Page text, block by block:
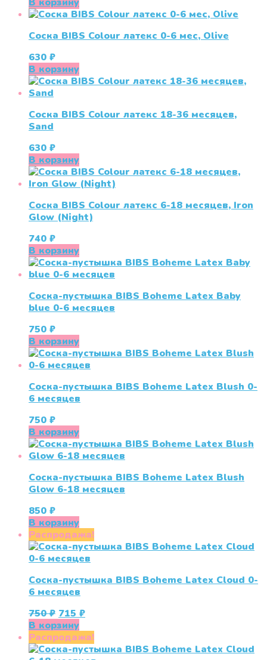
Соска BIBS Colour латекс 0-6 мес, Olive
630 ₽
В корзину
Соска BIBS Colour латекс 18-36 месяцев,
Sand
630 ₽
В корзину
Соска BIBS Colour латекс 6-18 месяцев, Iron
Glow (Night)
740 ₽
В корзину
Соска-пустышка BIBS Boheme Latex Baby
blue 0-6 месяцев
750 ₽
В корзину
Соска-пустышка BIBS Boheme Latex Blush 0-
6 месяцев
750 ₽
В корзину
Соска-пустышка BIBS Boheme Latex Blush
Glow 6-18 месяцев
850 ₽
В корзину
Распродажа!
Соска-пустышка BIBS Boheme Latex Cloud 0-
6 месяцев
750₽ Первоначальная
цена
составляла
750 ₽.
715 ₽Текущая
715 ₽.
В корзину
Распродажа!